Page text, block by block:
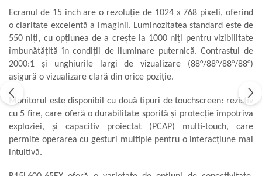
Ecranul de 15 inch are o rezoluție de 1024 x 768 pixeli, oferind
o claritate excelentă a imaginii. Luminozitatea standard este de
550 niți, cu opțiunea de a crește la 1000 niți pentru vizibilitate
îmbunătățită în condiții de iluminare puternică. Contrastul de
2000:1 și unghiurile largi de vizualizare (88°/88°/88°/88°)
asigură o vizualizare clară din orice poziție.
Monitorul este disponibil cu două tipuri de touchscreen: rezistiv
cu 5 fire, care oferă o durabilitate sporită și protecție împotriva
exploziei, și capacitiv proiectat (PCAP) multi-touch, care
permite operarea cu gesturi multiple pentru o interacțiune mai
intuitivă.